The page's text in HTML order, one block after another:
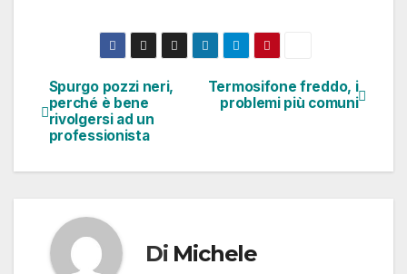
Navigazione
articoli
Termosifone freddo, i
problemi più comuni
Spurgo pozzi neri,
perché è bene
rivolgersi ad un
professionista
Di Michele